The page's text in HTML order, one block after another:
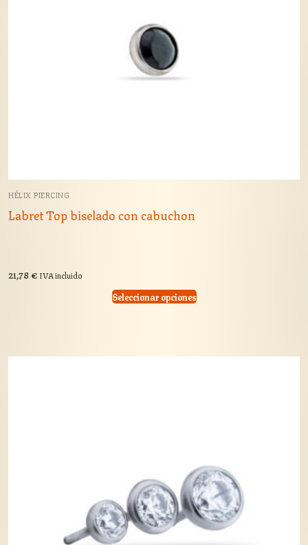
HÉLIX PIERCING
Labret Top biselado con cabuchon
21,78€ IVA incluido
Seleccionar opciones